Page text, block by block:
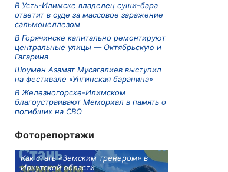
В Усть-Илимске владелец суши-бара
ответит в суде за массовое заражение
сальмонеллезом
В Горячинске капитально ремонтируют
центральные улицы — Октябрьскую и
Гагарина
Шоумен Азамат Мусагалиев выступил
на фестивале «Унгинская баранина»
В Железногорске-Илимском
благоустраивают Мемориал в память о
погибших на СВО
Фоторепортажи
Как стать «Земским тренером» в
Иркутской области